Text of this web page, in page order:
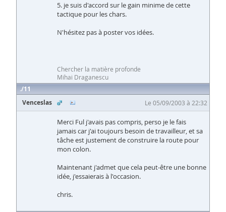
5. je suis d'accord sur le gain minime de cette
tactique pour les chars.
N'hésitez pas à poster vos idées.
Chercher la matière profonde
Mihai Draganescu
11
Venceslas
Le 05/09/2003 à 22:32
Merci Ful j'avais pas compris, perso je le fais
jamais car j'ai toujours besoin de travailleur, et sa
tâche est justement de construire la route pour
mon colon.
Maintenant j'admet que cela peut-être une bonne
idée, j'essaierais à l'occasion.
chris.